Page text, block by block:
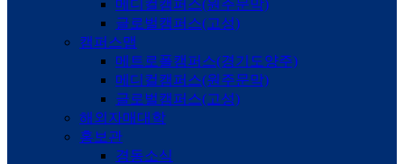
메디컬캠퍼스(원주문막)
글로벌캠퍼스(고성)
캠퍼스맵
메트로폴캠퍼스(경기도양주)
메디컬캠퍼스(원주문막)
글로벌캠퍼스(고성)
해외자매대학
홍보관
경동소식